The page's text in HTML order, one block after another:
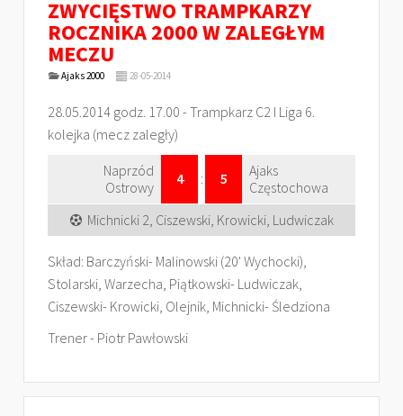
ZWYCIĘSTWO TRAMPKARZY
ROCZNIKA 2000 W ZALEGŁYM
MECZU
Ajaks 2000 28-05-2014
28.05.2014 godz. 17.00 - Trampkarz C2 I Liga 6.
kolejka (mecz zaległy)
Naprzód
Ostrowy
4 : 5
Ajaks
Częstochowa
Michnicki 2, Ciszewski, Krowicki, Ludwiczak
Skład: Barczyński- Malinowski (20' Wychocki),
Stolarski, Warzecha, Piątkowski- Ludwiczak,
Ciszewski- Krowicki, Olejnik, Michnicki- Śledziona
Trener - Piotr Pawłowski